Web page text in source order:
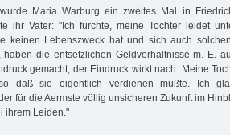
Maria Warburg ein zweites Mal in
ihr Vater: "Ich fürchte, meine Tochter leidet
keinen Lebenszweck hat und sich auch
haben die entsetzlichen Geldverhältnisse m. E.
gemacht; der Eindruck wirkt nach. Meine
daß sie eigentlich verdienen müßte. Ich
für die Aermste völlig unsicheren Zukunft im
ihrem Leiden."